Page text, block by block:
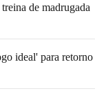
de madrugada
ideal' para retorno